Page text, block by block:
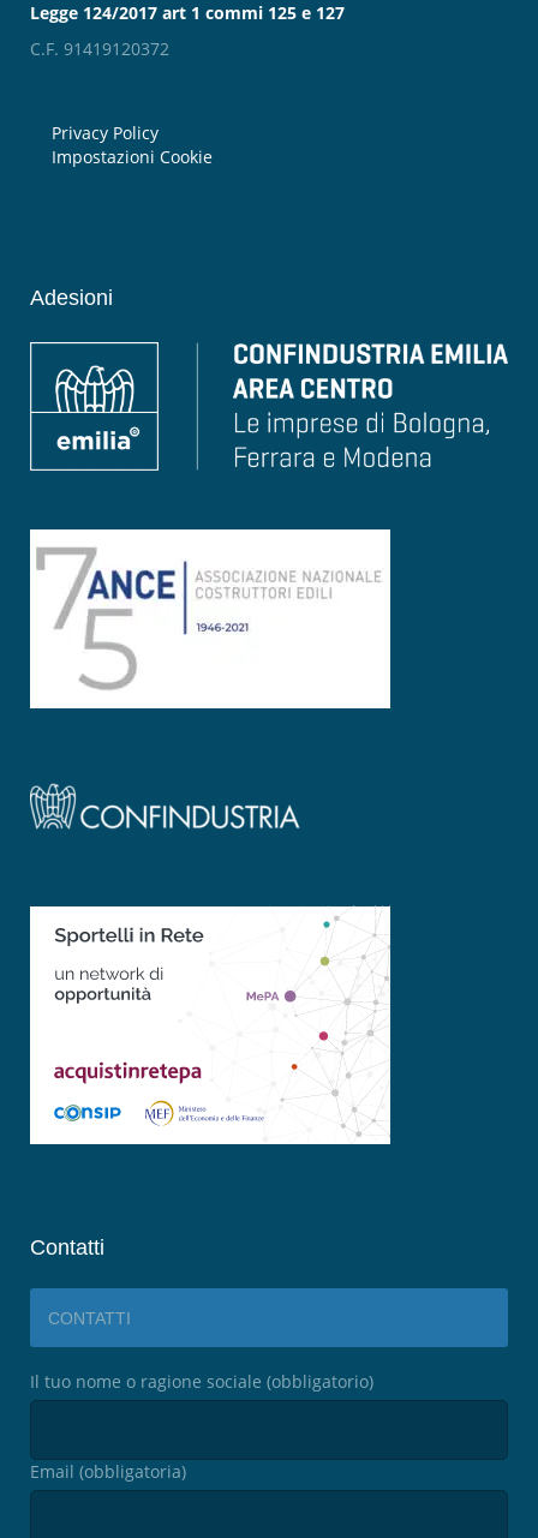
Legge 124/2017 art 1 commi 125 e 127
C.F. 91419120372
Privacy Policy
Impostazioni Cookie
Adesioni
Contatti
CONTATTI
Il tuo nome o ragione sociale (obbligatorio)
Email (obbligatoria)